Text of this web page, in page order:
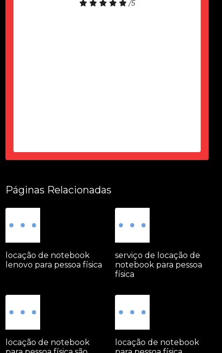
/5
Páginas Relacionadas
locação de notebook
lenovo para pessoa física
serviço de locação de
notebook para pessoa
física
locação de notebook
locação de notebook